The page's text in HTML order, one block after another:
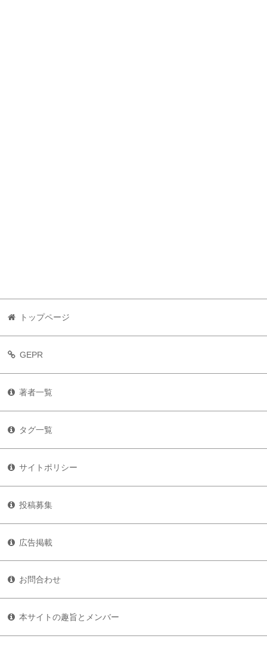
トップページ
GEPR
著者一覧
タグ一覧
サイトポリシー
投稿募集
広告掲載
お問合わせ
本サイトの趣旨とメンバー